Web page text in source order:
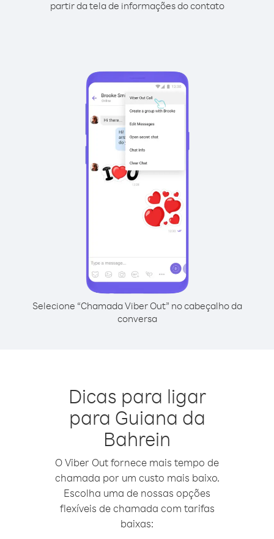
partir da tela de informações do contato
Selecione “Chamada Viber Out” no cabeçalho da
conversa
Dicas para ligar
para Guiana da
Bahrein
O Viber Out fornece mais tempo de
chamada por um custo mais baixo.
Escolha uma de nossas opções
flexíveis de chamada com tarifas
baixas: